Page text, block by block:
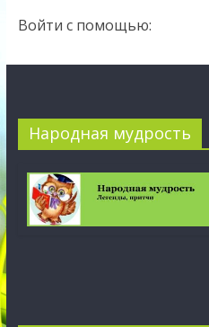
Войти с помощью:
Народная мудрость